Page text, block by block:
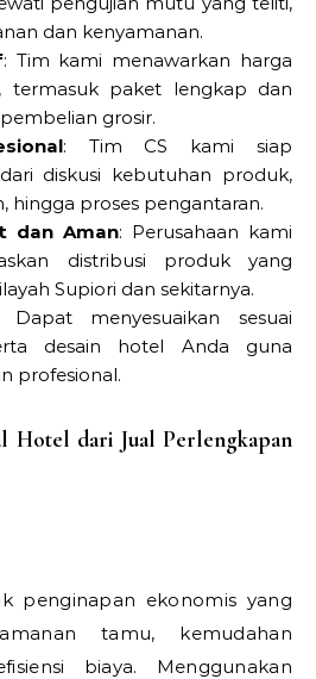
dan kenyamanan.
: Tim kami menawarkan harga
termasuk paket lengkap dan
grosir.
: Tim CS kami siap
diskusi kebutuhan produk,
hingga proses pengantaran.
dan Aman: Perusahaan kami
distribusi produk yang
Supiori dan sekitarnya.
Dapat menyesuaikan sesuai
desain hotel Anda guna
profesional.
Hotel dari Jual Perlengkapan
penginapan ekonomis yang
tamu, kemudahan
biaya. Menggunakan